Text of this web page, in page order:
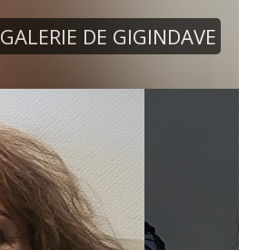
GALERIE DE GIGINDAVE